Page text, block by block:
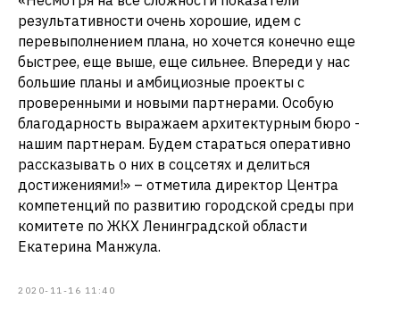
результативности очень хорошие, идем с
перевыполнением плана, но хочется конечно еще
быстрее, еще выше, еще сильнее. Впереди у нас
большие планы и амбициозные проекты с
проверенными и новыми партнерами. Особую
благодарность выражаем архитектурным бюро -
нашим партнерам. Будем стараться оперативно
рассказывать о них в соцсетях и делиться
достижениями!» – отметила директор Центра
компетенций по развитию городской среды при
комитете по ЖКХ Ленинградской области
Екатерина Манжула.
2020-11-16 11:40